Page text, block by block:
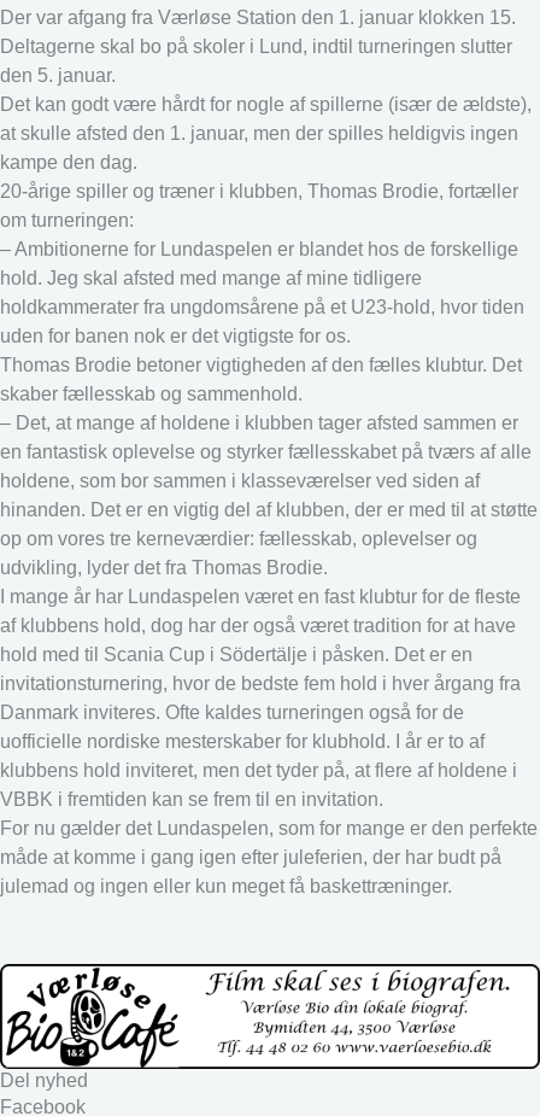
Der var afgang fra Værløse Station den 1. januar klokken 15.
Deltagerne skal bo på skoler i Lund, indtil turneringen slutter
den 5. januar.
Det kan godt være hårdt for nogle af spillerne (især de ældste),
at skulle afsted den 1. januar, men der spilles heldigvis ingen
kampe den dag.
20-årige spiller og træner i klubben, Thomas Brodie, fortæller
om turneringen:
– Ambitionerne for Lundaspelen er blandet hos de forskellige
hold. Jeg skal afsted med mange af mine tidligere
holdkammerater fra ungdomsårene på et U23-hold, hvor tiden
uden for banen nok er det vigtigste for os.
Thomas Brodie betoner vigtigheden af den fælles klubtur. Det
skaber fællesskab og sammenhold.
– Det, at mange af holdene i klubben tager afsted sammen er
en fantastisk oplevelse og styrker fællesskabet på tværs af alle
holdene, som bor sammen i klasseværelser ved siden af
hinanden. Det er en vigtig del af klubben, der er med til at støtte
op om vores tre kerneværdier: fællesskab, oplevelser og
udvikling, lyder det fra Thomas Brodie.
I mange år har Lundaspelen været en fast klubtur for de fleste
af klubbens hold, dog har der også været tradition for at have
hold med til Scania Cup i Södertälje i påsken. Det er en
invitationsturnering, hvor de bedste fem hold i hver årgang fra
Danmark inviteres. Ofte kaldes turneringen også for de
uofficielle nordiske mesterskaber for klubhold. I år er to af
klubbens hold inviteret, men det tyder på, at flere af holdene i
VBBK i fremtiden kan se frem til en invitation.
For nu gælder det Lundaspelen, som for mange er den perfekte
måde at komme i gang igen efter juleferien, der har budt på
julemad og ingen eller kun meget få baskettræninger.
Del nyhed
Facebook